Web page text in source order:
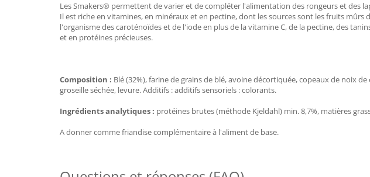
Les Smakers® permettent de varier et de compléter l'alimentation des rongeurs et des
Il est riche en vitamines, en minéraux et en pectine, dont les sources sont les fruits
l'organisme des caroténoïdes et de l'iode en plus de la vitamine C, de la pectine, des
et en protéines précieuses.
Composition : Blé (32%), farine de grains de blé, avoine décortiquée, copeaux de noix
groseille séchée, levure. Additifs : additifs sensoriels : colorants.
Ingrédients analytiques : protéines brutes (méthode Kjeldahl) min. 8,7%, matières
A donner comme friandise complémentaire à l'aliment de base.